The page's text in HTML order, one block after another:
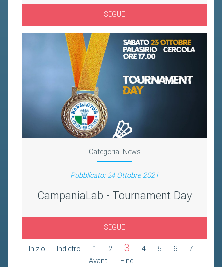
SEGUE
Categoria: News
Pubblicato: 24 Ottobre 2021
CampaniaLab - Tournament Day
SEGUE
Inizio Indietro 1 2 3 4 5 6
7
Avanti
Fine